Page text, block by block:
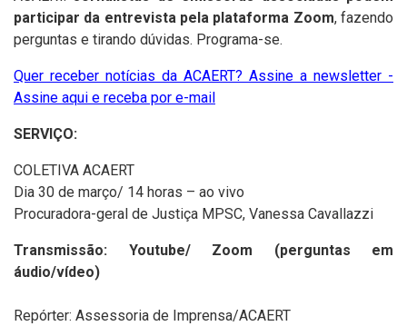
participar da entrevista pela plataforma Zoom, fazendo
perguntas e tirando dúvidas. Programa-se.
Quer receber notícias da ACAERT? Assine a newsletter -
Assine aqui e receba por e-mail
SERVIÇO:
COLETIVA ACAERT
Dia 30 de março/ 14 horas – ao vivo
Procuradora-geral de Justiça MPSC, Vanessa Cavallazzi
Transmissão: Youtube/ Zoom (perguntas em
áudio/vídeo)
Repórter: Assessoria de Imprensa/ACAERT